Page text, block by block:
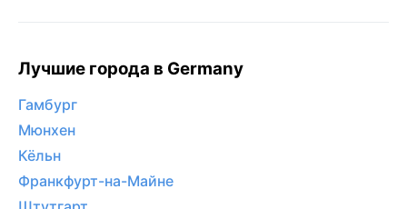
Лучшие города в Germany
Гамбург
Мюнхен
Кёльн
Франкфурт-на-Майне